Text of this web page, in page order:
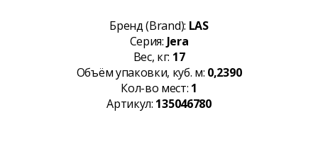
Бренд (Brand): LAS
Серия: Jera
Вес, кг: 17
Объём упаковки, куб. м: 0,2390
Кол-во мест: 1
Артикул: 135046780